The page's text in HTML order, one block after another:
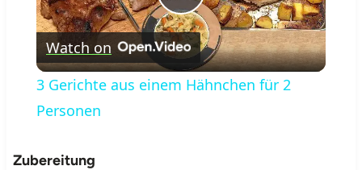
Play
Video
Watch on
3 Gerichte aus einem Hähnchen für 2
Personen
Zubereitung